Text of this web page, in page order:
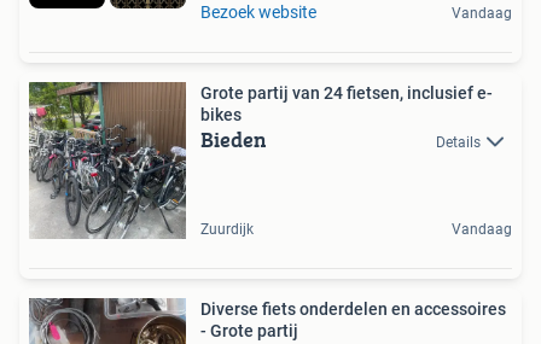
Bezoek website Vandaag
Grote partij van 24 fietsen, inclusief e-
bikes
Bieden Details
Zuurdijk Vandaag
Diverse fiets onderdelen en accessoires
- Grote partij